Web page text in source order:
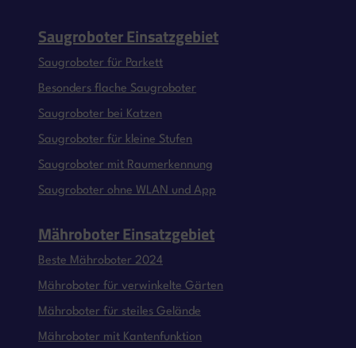
Saugroboter Einsatzgebiet
Saugroboter für Parkett
Besonders flache Saugroboter
Saugroboter bei Katzen
Saugroboter für kleine Stufen
Saugroboter mit Raumerkennung
Saugroboter ohne WLAN und App
Mähroboter Einsatzgebiet
Beste Mähroboter 2024
Mähroboter für verwinkelte Gärten
Mähroboter für steiles Gelände
Mähroboter mit Kantenfunktion